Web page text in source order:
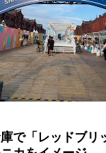
で「レッドブリ